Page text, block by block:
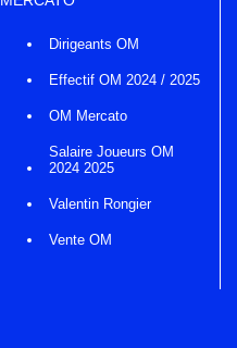
Dirigeants OM
Effectif OM 2024 / 2025
OM Mercato
Salaire Joueurs OM
2024 2025
Valentin Rongier
Vente OM